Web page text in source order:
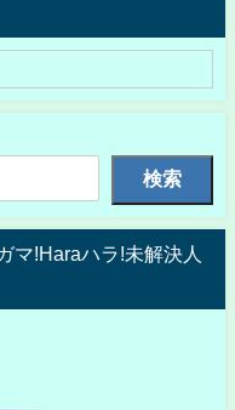
検索
マ!Haraハラ!未解決人